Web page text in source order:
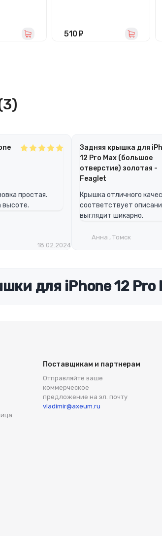
510
простая.
высоте.
18.02.2024
Задняя крышка для
12 Pro Max (большое
отверстие) золотая -
Feaglet
Крышка отличного
соответствует
выглядит шикарно.
Анна , Томск
для iPhone 12 Pro
Поставщикам и партнерам
Отправляйте ваше
коммерческое
предложение на эл. почту
vladimir@axeum.ru